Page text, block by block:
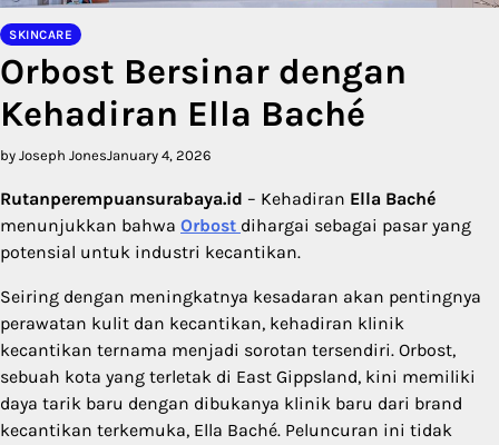
SKINCARE
Orbost Bersinar dengan
Kehadiran Ella Baché
by Joseph JonesJanuary 4, 2026
Rutanperempuansurabaya.id – Kehadiran Ella Baché
menunjukkan bahwa Orbost dihargai sebagai pasar yang
potensial untuk industri kecantikan.
Seiring dengan meningkatnya kesadaran akan pentingnya
perawatan kulit dan kecantikan, kehadiran klinik
kecantikan ternama menjadi sorotan tersendiri. Orbost,
sebuah kota yang terletak di East Gippsland, kini memiliki
daya tarik baru dengan dibukanya klinik baru dari brand
kecantikan terkemuka, Ella Baché. Peluncuran ini tidak